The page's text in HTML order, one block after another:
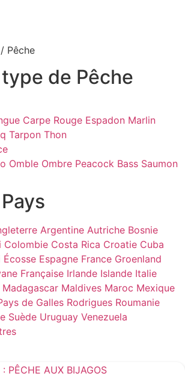
/ Pêche
de Pêche
Carpe Rouge Espadon Marlin
Tarpon Thon
Omble Ombre Peacock Bass Saumon
Argentine Autriche Bosnie
Colombie Costa Rica Croatie Cuba
Écosse Espagne France Groenland
Française Irlande Islande Italie
Madagascar Maldives Maroc Mexique
de Galles Rodrigues Roumanie
Suède Uruguay Venezuela